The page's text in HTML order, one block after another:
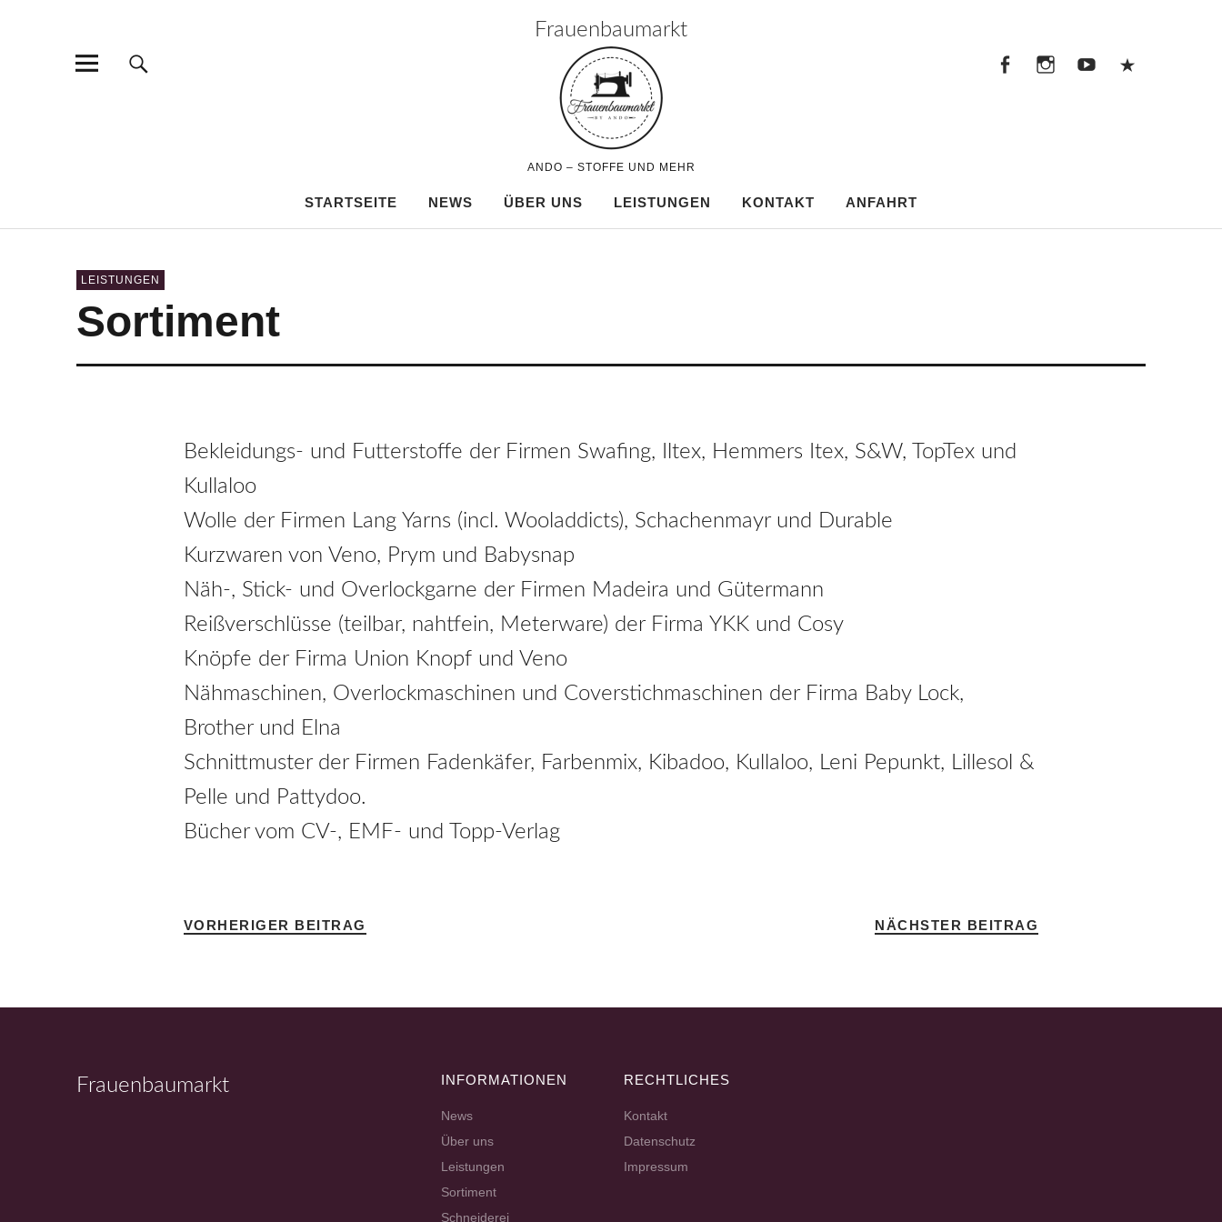
Frauenbaumarkt
ANDO – STOFFE UND MEHR
STARTSEITE NEWS ÜBER UNS LEISTUNGEN KONTAKT ANFAHRT
LEISTUNGEN
Sortiment
Bekleidungs- und Futterstoffe der Firmen Swafing, Iltex, Hemmers Itex, S&W, TopTex und
Kullaloo
Wolle der Firmen Lang Yarns (incl. Wooladdicts), Schachenmayr und Durable
Kurzwaren von Veno, Prym und Babysnap
Näh-, Stick- und Overlockgarne der Firmen Madeira und Gütermann
Reißverschlüsse (teilbar, nahtfein, Meterware) der Firma YKK und Cosy
Knöpfe der Firma Union Knopf und Veno
Nähmaschinen, Overlockmaschinen und Coverstichmaschinen der Firma Baby Lock,
Brother und Elna
Schnittmuster der Firmen Fadenkäfer, Farbenmix, Kibadoo, Kullaloo, Leni Pepunkt, Lillesol &
Pelle und Pattydoo.
Bücher vom CV-, EMF- und Topp-Verlag
VORHERIGER BEITRAG NÄCHSTER BEITRAG
Frauenbaumarkt INFORMATIONEN
News
Über uns
Leistungen
Sortiment
Schneiderei
RECHTLICHES
Kontakt
Datenschutz
Impressum